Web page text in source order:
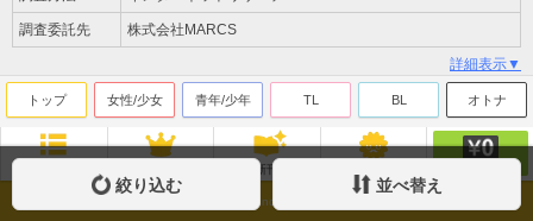
絞り込む 並べ替え
調査委託先 株式会社MARCS
詳細表示▼
トップ 女性/少女 青年/少年 TL BL オトナ
新刊
Copyright(c)Beaglee Inc. All Rights Reserved.